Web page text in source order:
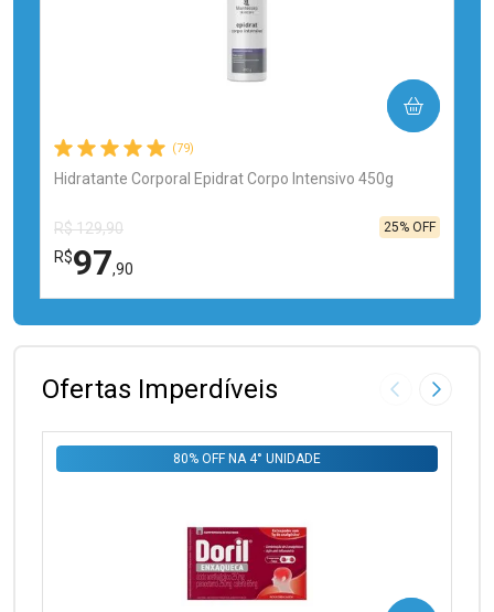
(79)
Hidratante Corporal Epidrat Corpo Intensivo 450g
R$ 129,90
R$97,90
25% OFF
COMPRAR
FECHAR
FECHAR
Ofertas Imperdíveis Imagem
80% OFF NA 4° UNIDADE